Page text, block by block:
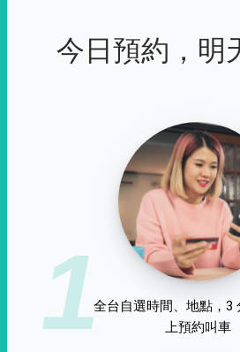
今日預約，明
1全台自選時間、地點，3
上預約叫車